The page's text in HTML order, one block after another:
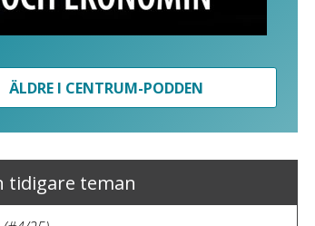
ÄLDRE I CENTRUM-PODDEN
tidigare teman